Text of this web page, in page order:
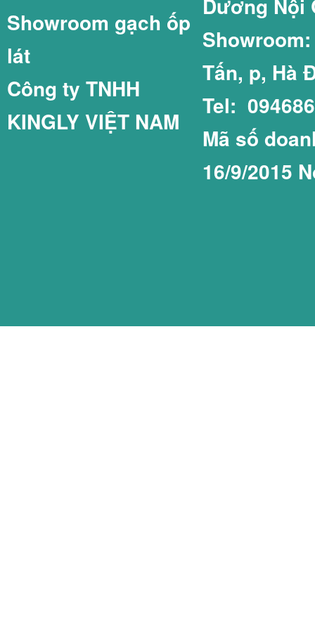
GẠCH LÁT SÂN
GẠCH LÁT SÂN
GẠCH LÁT SÂN
GẠCH THẺ
GẠCH THẺ
GẠCH THẺ VIỆT
Showroom gạch ốp
lát
Công ty TNHH
KINGLY VIỆT NAM
Dương Nội
Tấn, p, Hà
Tel:
Mã số
16/9/2015